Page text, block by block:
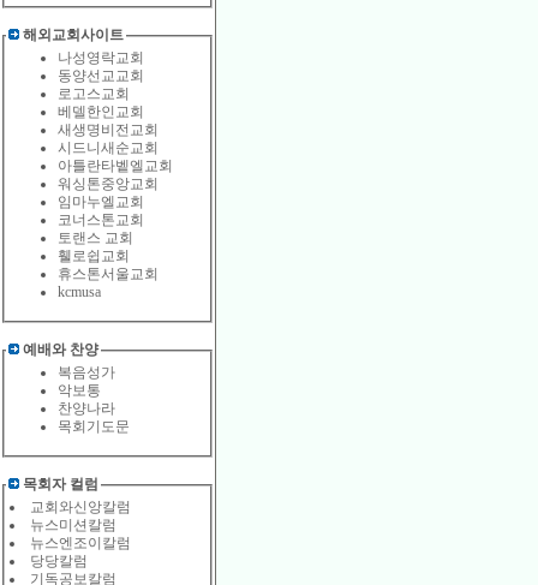
해외교회사이트
나성영락교회
동양선교교회
로고스교회
베델한인교회
새생명비전교회
시드니새순교회
아틀란타벹엘교회
워싱톤중앙교회
임마누엘교회
코너스톤교회
토랜스 교회
휄로쉽교회
휴스톤서울교회
kcmusa
예배와 찬양
복음성가
악보통
찬양나라
목회기도문
목회자 컬럼
교회와신앙칼럼
뉴스미션칼럼
뉴스엔조이칼럼
당당칼럼
기독공보칼럼